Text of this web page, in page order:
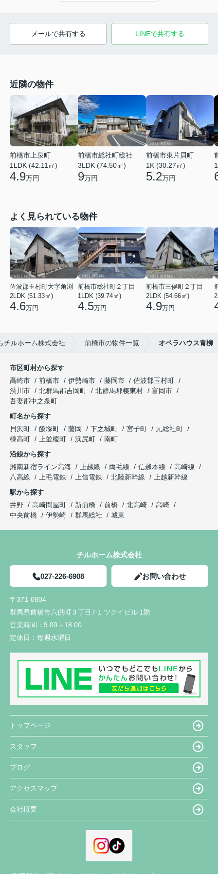
メールで共有する LINEで共有する
近隣の物件
前橋市上泉町
1LDK (42.11㎡)
4.9万円
前橋市総社町総社
3LDK (74.50㎡)
9万円
前橋市東片貝町
1K (30.27㎡)
5.2万円
よく見られている物件
佐波郡玉村町大字角渕
2LDK (51.33㎡)
4.6万円
前橋市総社町２丁目
1LDK (39.74㎡)
4.5万円
前橋市三俣町２丁目
2LDK (54.66㎡)
4.9万円
チルホーム株式会社 前橋市の物件一覧 オペラハウス青柳
市区町村から探す
高崎市
前橋市 伊勢崎市 藤岡市
佐波郡玉村町
渋川市
北群馬郡吉岡町 北群馬郡榛東村
富岡市
吾妻郡中之条町
町名から探す
貝沢町
飯塚町 藤岡 下之城町 宮子町
元総社町
棟高町
上並榎町 浜尻町
南町
沿線から探す
湘南新宿ライン高海
上越線 両毛線 信越本線
高崎線
八高線
上毛電鉄 上信電鉄 北陸新幹線
上越新幹線
駅から探す
井野
高崎問屋町 新前橋 前橋 北高崎
高崎
中央前橋
伊勢崎 群馬総社 城東
チルホーム株式会社
027-226-6908 お問い合わせ
〒371-0804
群馬県前橋市六供町３丁目7-1 ツクイビル 1階
営業時間： 9:00～18:00
定休日： 毎週水曜日
トップページ
スタッフ
ブログ
アクセスマップ
会社概要